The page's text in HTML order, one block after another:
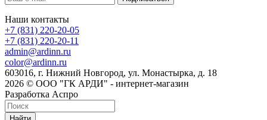
Наши контакты
+7 (831) 220-20-05
+7 (831) 220-20-11
admin@ardinn.ru
color@ardinn.ru
603016, г. Нижний Новгород, ул. Монастырка, д. 18
2026 © ООО "ГК АРДИ" - интернет-магазин
Разработка Аспро